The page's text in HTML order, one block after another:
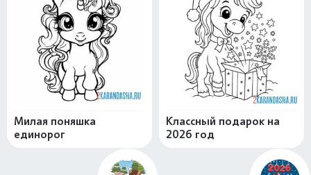
Милая поняшка
единорог
Классный подарок на
2026 год